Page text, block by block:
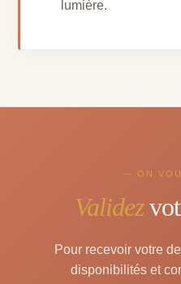
lumière.
— ON
Validez
Pour recevoir votre
disponibilités et